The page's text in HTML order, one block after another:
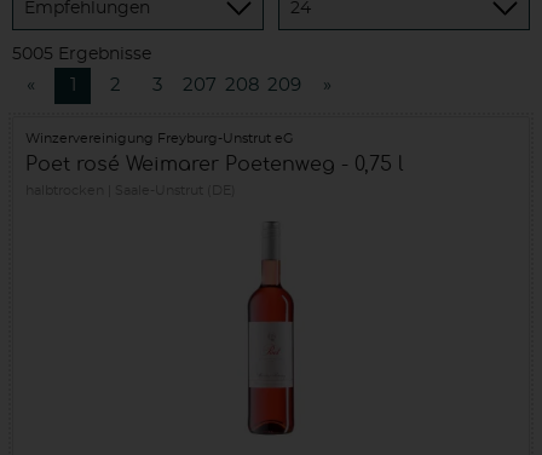
5005 Ergebnisse
« 2 3 207 208 209 »
Winzervereinigung Freyburg-Unstrut eG
Poet rosé Weimarer Poetenweg - 0,75 l